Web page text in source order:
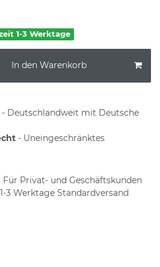
1-3 Werktage
In den Warenkorb
- Deutschlandweit mit Deutsche
- Uneingeschränktes
Für Privat- und Geschäftskunden
3 Werktage Standardversand